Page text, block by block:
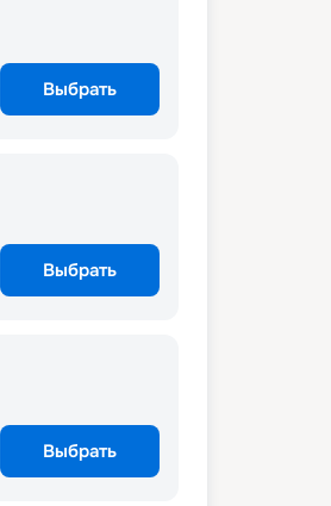
Выбрать
Выбрать
Выбрать